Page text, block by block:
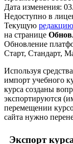
Дата изменения:
Недоступно в
Текущую редакцию
на странице
Обновление
Старт, Стандарт,
Используя
импорт учебного
курса созданы
экспортируются
перемещении
сайта нужно
Экспорт